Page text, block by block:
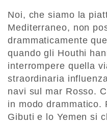
Noi, che siamo la
Mediterraneo, non
drammaticamente
quando gli Houthi
interrompere quella
straordinaria
navi sul mar Rosso.
in modo drammatico.
Gibuti e lo Yemen si